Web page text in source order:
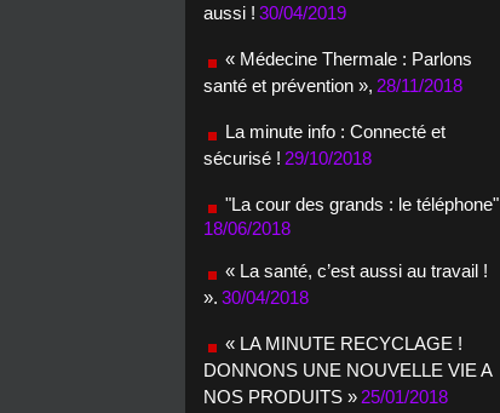
aussi ! 30/04/2019
« Médecine Thermale : Parlons
santé et prévention », 28/11/2018
La minute info : Connecté et
sécurisé ! 29/10/2018
"La cour des grands : le téléphone"
18/06/2018
« La santé, c’est aussi au travail !
». 30/04/2018
« LA MINUTE RECYCLAGE !
DONNONS UNE NOUVELLE VIE A
NOS PRODUITS » 25/01/2018